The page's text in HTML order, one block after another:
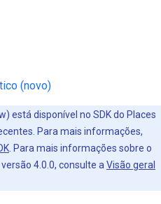
(novo)
está disponível no SDK do Places
Para mais informações,
. Para mais informações sobre o
4.0.0, consulte a Visão geral